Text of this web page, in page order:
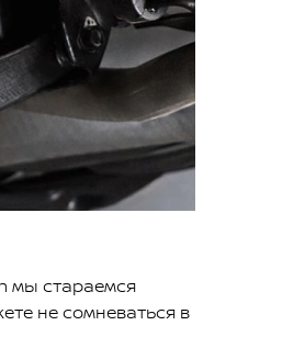
мы стараемся
не сомневаться в